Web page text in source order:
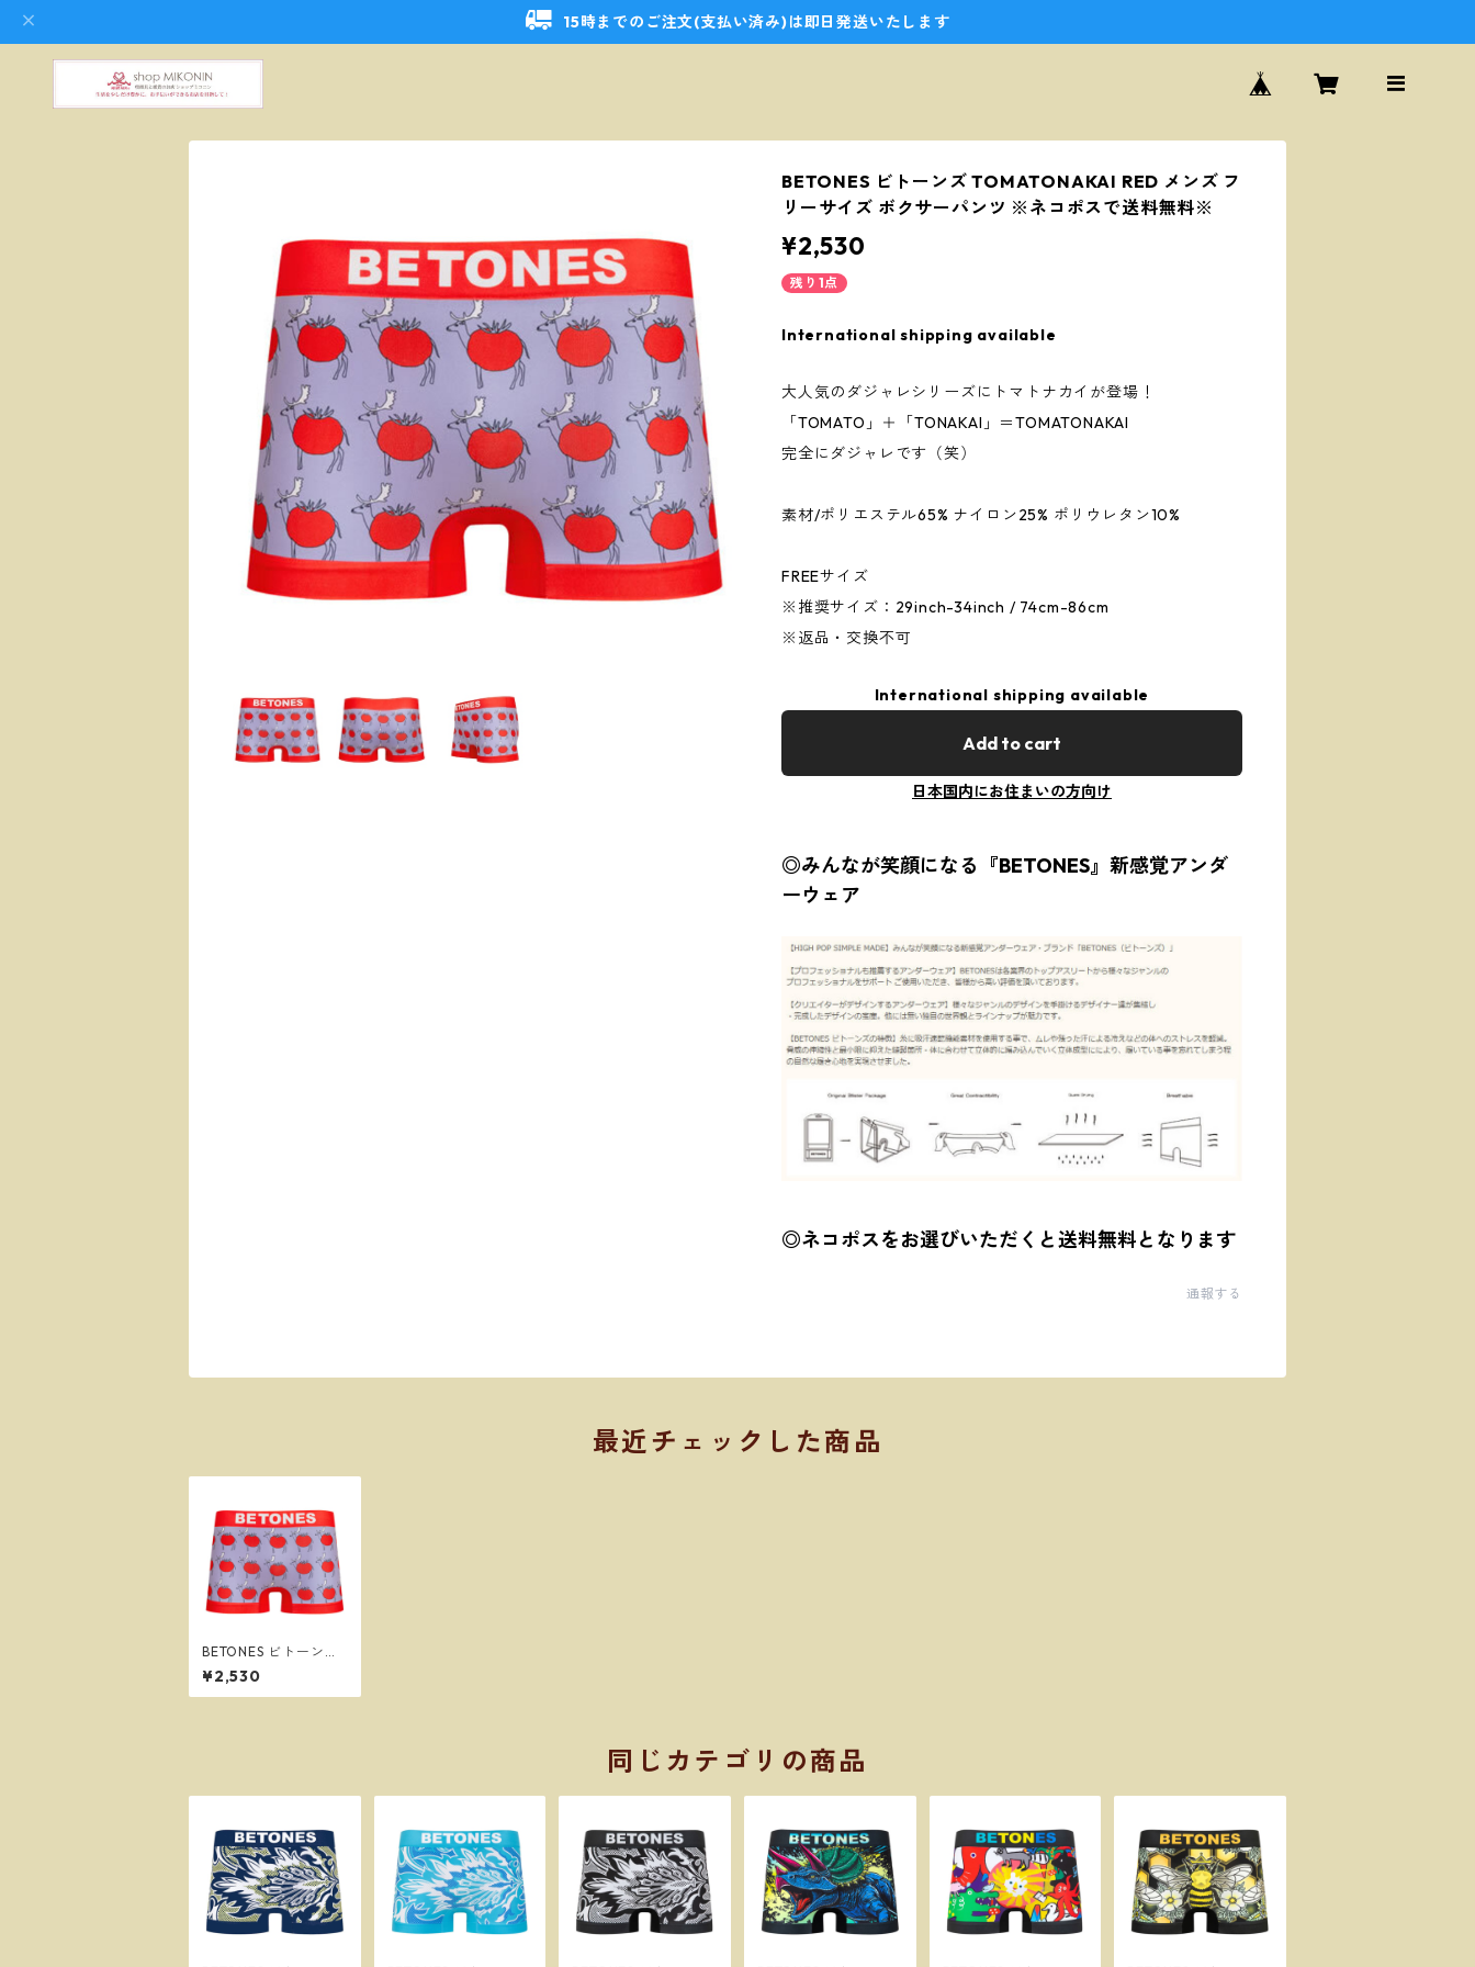
15時までのご注文(支払い済み)は即日発送いたします
BETONES ビトーンズ TOMATONAKAI RED メンズ フ
リーサイズ ボクサーパンツ ※ネコポスで送料無料※
¥2,530
残り1点
International shipping available
大人気のダジャレシリーズにトマトナカイが登場！
「TOMATO」＋「TONAKAI」＝TOMATONAKAI
完全にダジャレです（笑）
素材/ポリエステル65% ナイロン25% ポリウレタン10%
FREEサイズ
※推奨サイズ：29inch-34inch / 74cm-86cm
※返品・交換不可
International shipping available
Add to cart
日本国内にお住まいの方向け
◎みんなが笑顔になる『BETONES』新感覚アンダ
ーウェア
◎ネコポスをお選びいただくと送料無料となります
通報する
最近チェックした商品
BETONES ビトーンズ
TOMATONAKAI RED
メンズ フリーサイズ
ボクサーパンツ ※ネコ
¥2,530
同じカテゴリの商品